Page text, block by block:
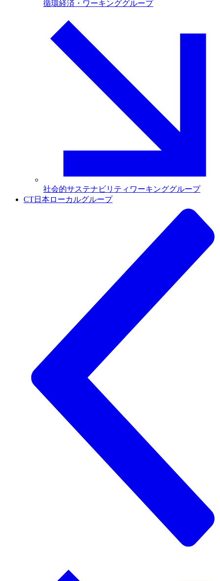
循環経済・ワーキンググループ
社会的サステナビリティワーキンググループ
CT日本ローカルグループ